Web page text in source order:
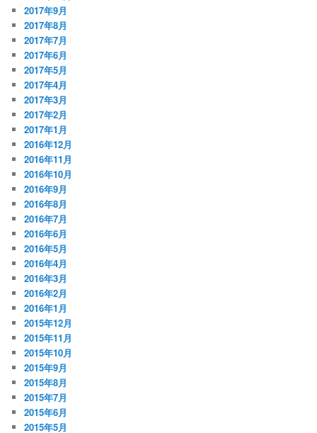
2017年9月
2017年8月
2017年7月
2017年6月
2017年5月
2017年4月
2017年3月
2017年2月
2017年1月
2016年12月
2016年11月
2016年10月
2016年9月
2016年8月
2016年7月
2016年6月
2016年5月
2016年4月
2016年3月
2016年2月
2016年1月
2015年12月
2015年11月
2015年10月
2015年9月
2015年8月
2015年7月
2015年6月
2015年5月